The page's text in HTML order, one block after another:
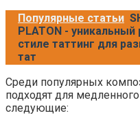
Популярные статьи
PLATON - уникальный
стиле таттинг для
тат
Среди популярных
подходят для
следующие: